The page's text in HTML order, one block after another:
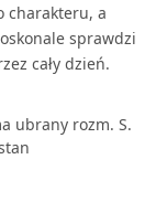
charakteru, a
sprawdzi
cały dzień.
ubrany rozm. S.